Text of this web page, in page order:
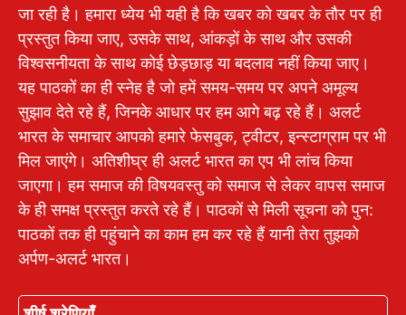
जा रही है। हमारा ध्येय भी यही है कि खबर को खबर के तौर पर ही
प्रस्तुत किया जाए, उसके साथ, आंकड़ों के साथ और उसकी
विश्वसनीयता के साथ कोई छेड़छाड़ या बदलाव नहीं किया जाए।
यह पाठकों का ही स्नेह है जो हमें समय-समय पर अपने अमूल्य
सुझाव देते रहे हैं, जिनके आधार पर हम आगे बढ़ रहे हैं। अलर्ट
भारत के समाचार आपको हमारे फेसबुक, ट्वीटर, इन्स्टाग्राम पर भी
मिल जाएंगे। अतिशीघ्र ही अलर्ट भारत का एप भी लांच किया
जाएगा। हम समाज की विषयवस्तु को समाज से लेकर वापस समाज
के ही समक्ष प्रस्तुत करते रहे हैं। पाठकों से मिली सूचना को पुन:
पाठकों तक ही पहुंचाने का काम हम कर रहे हैं यानी तेरा तुझको
अर्पण-अलर्ट भारत।